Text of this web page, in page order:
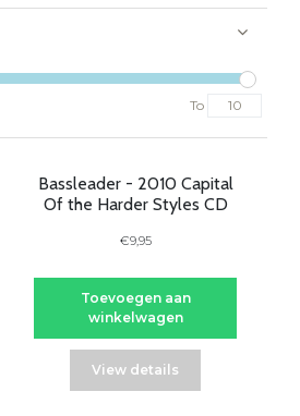
To
Bassleader - 2010 Capital
Of the Harder Styles CD
€9,95
Toevoegen aan
winkelwagen
View details